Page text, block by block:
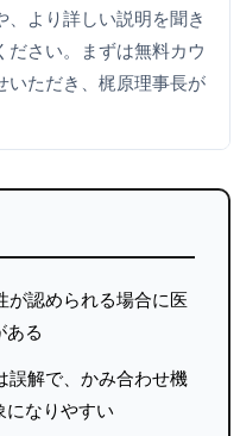
、より詳しい説明を聞き
ださい。まずは無料カウ
いただき、梶原理事長が
が認められる場合に医
ある
誤解で、かみ合わせ機
になりやすい